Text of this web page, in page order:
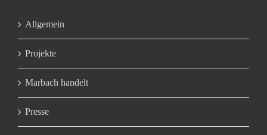
Allgemein
Projekte
Marbach handelt
Presse